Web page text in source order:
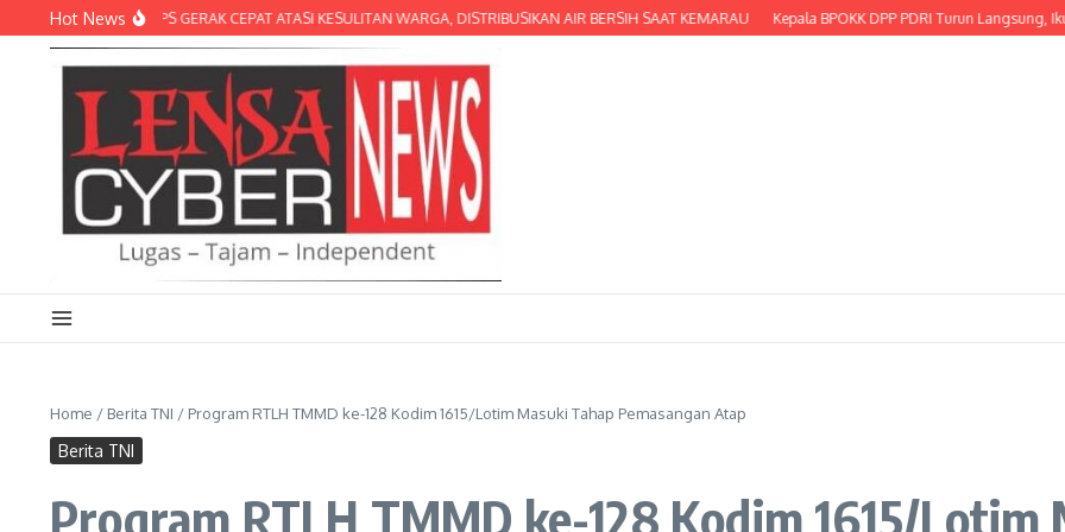
Lewati ke konten
Hot News
BRIGIF TP 31/PS GERAK CEPAT ATASI KESULITAN WARGA, DISTRIBUSIKAN AIR BERSIH SAAT KEMARAU Kepala BPOKK DPP PDRI Turun Langsung, Ikut
Home / Berita TNI / Program RTLH TMMD ke-128 Kodim 1615/Lotim Masuki Tahap Pemasangan Atap
Berita TNI
Program RTLH TMMD ke-128 Kodim 1615/Lotim